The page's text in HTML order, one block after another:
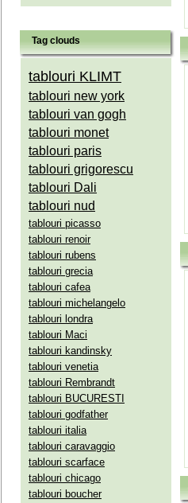
Tag clouds
tablouri KLIMT
tablouri new york
tablouri van gogh
tablouri monet
tablouri paris
tablouri grigorescu
tablouri Dali
tablouri nud
tablouri picasso
tablouri renoir
tablouri rubens
tablouri grecia
tablouri cafea
tablouri michelangelo
tablouri londra
tablouri Maci
tablouri kandinsky
tablouri venetia
tablouri Rembrandt
tablouri BUCURESTI
tablouri godfather
tablouri italia
tablouri caravaggio
tablouri scarface
tablouri chicago
tablouri boucher